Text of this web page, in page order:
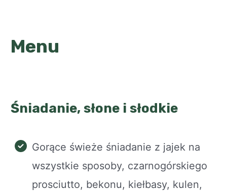
Menu
Śniadanie, słone i słodkie
Gorące świeże śniadanie z jajek na
wszystkie sposoby, czarnogórskiego
prosciutto, bekonu, kiełbasy, kulen,